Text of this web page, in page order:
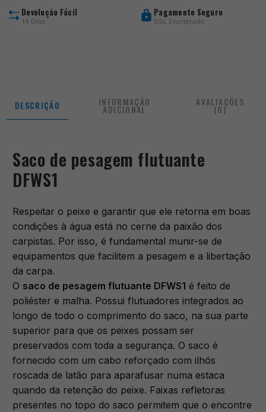
Devolução Fácil
14 Dias
Pagamento Seguro
SSL Encriptado
DESCRIÇÃO INFORMAÇÃO
ADICIONAL
AVALIAÇÕES
(0)
Saco de pesagem flutuante
DFWS1
Respeitar o peixe e garantir que ele retorna em boas
condições à água está no cerne da paixão dos
carpistas. Por isso, é fundamental munir-se de
equipamentos que facilitem a pesagem e a libertação
da carpa.
O saco de pesagem flutuante DFWS1 é feito de
poliéster e malha. Possui flutuadores integrados ao
longo de todo o comprimento do saco, na sua parte
superior para que os peixes possam ser
preservados com toda a segurança. O saco é
fornecido com um cabo reforçado com ilhós
roscada de latão para aparafusar numa estaca
quando da retenção do peixe. Faixas refletoras
presentes no topo do saco permitem que o encontre